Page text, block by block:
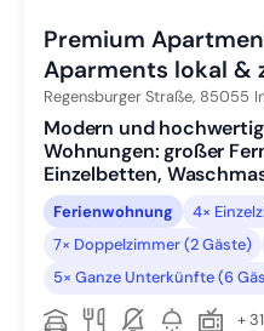
Premium
Aparments lokal &
Regensburger Straße, 85055
Modern und
Wohnungen: großer
Einzelbetten,
Ferienwohnung
4×
7× Doppelzimmer (2 Gäste)
5× Ganze Unterkünfte (6
+